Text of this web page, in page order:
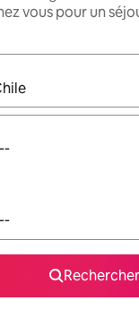
vous pour un
résultats
Rechercher